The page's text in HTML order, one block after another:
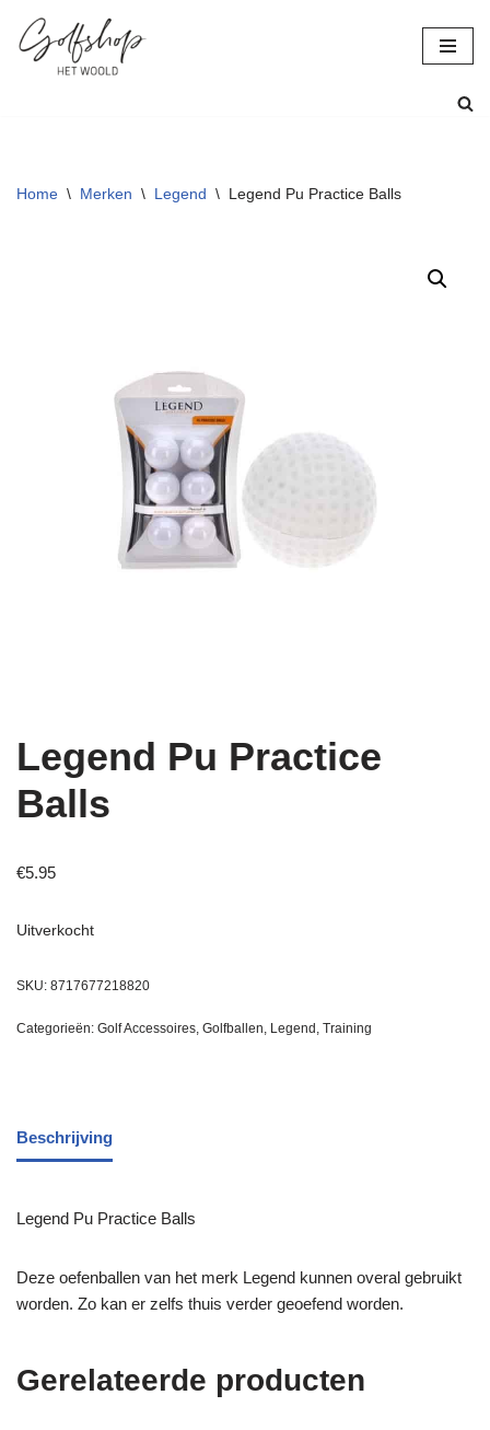
Ga
Home \ Merken \ Legend \ Legend Pu Practice Balls
Legend Pu Practice
Balls
€5.95
Uitverkocht
SKU: 8717677218820
Categorieën: Golf Accessoires, Golfballen, Legend , Training
Beschrijving
Legend Pu Practice Balls
Deze oefenballen van het merk Legend kunnen overal gebruikt
worden. Zo kan er zelfs thuis verder geoefend worden.
Gerelateerde producten